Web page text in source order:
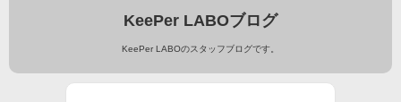
KeePer LABOブログ
KeePer LABOのスタッフブログです。